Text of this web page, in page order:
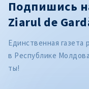
Подпишись
Ziarul de
Единственная газета
в Республике
ты!